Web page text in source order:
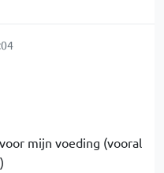
mijn voeding (vooral
)